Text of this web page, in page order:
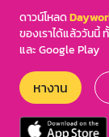
ดาวน์โหลด
ของเราได้แล้ววันนี้
และ Google Play
หางาน